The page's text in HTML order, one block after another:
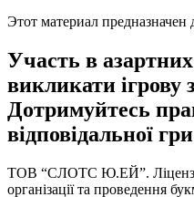
Этот материал предназначен
Участь в
викликати ігрову
Дотримуйтесь
відповідальної гри
ТОВ “СЛОТС Ю.ЕЙ”. Ліцензія
організації та проведення